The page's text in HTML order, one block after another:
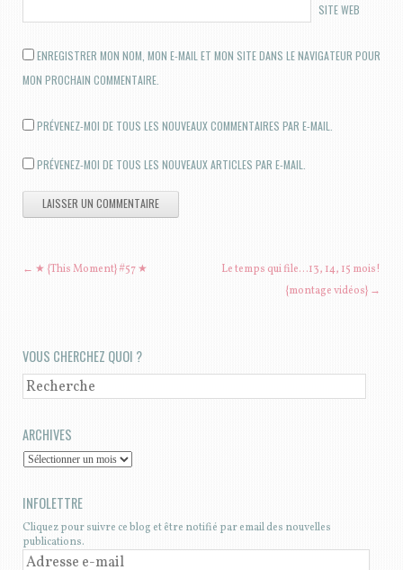
SITE WEB
ENREGISTRER MON NOM, MON E-MAIL ET MON SITE DANS LE NAVIGATEUR POUR
MON PROCHAIN COMMENTAIRE.
PRÉVENEZ-MOI DE TOUS LES NOUVEAUX COMMENTAIRES PAR E-MAIL.
PRÉVENEZ-MOI DE TOUS LES NOUVEAUX ARTICLES PAR E-MAIL.
NAVIGATION DES ARTICLES
← ★ {This Moment} #57 ★
Le temps qui file…13, 14, 15 mois!
{montage vidéos} →
VOUS CHERCHEZ QUOI ?
RECHERCHE
ARCHIVES
C
H
INFOLETTRE
Cliquez pour suivre ce blog et être notifié par email des nouvelles
publications.